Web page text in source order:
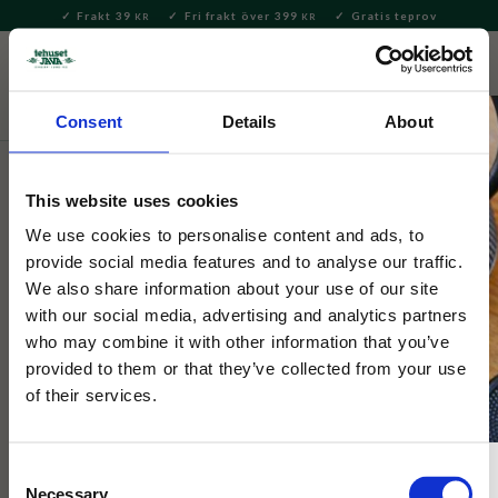
Consent Details About
This website uses cookies
We use cookies to personalise content and ads, to
provide social media features and to analyse our traffic.
We also share information about your use of our site
with our social media, advertising and analytics partners
who may combine it with other information that you’ve
provided to them or that they’ve collected from your use
of their services.
Necessary
Meny
Frakt 39 KR Fri frakt över 399 KR Gratis teprov
Te Tepåsar Tepåsar svart te
Ahmad Tea
Earl Grey Decaf Tepåsar
3 Betyg
Koffeinfri Earl Grey, för dig som vill kunna dricka denna goda
blandning när som helst på dagen.